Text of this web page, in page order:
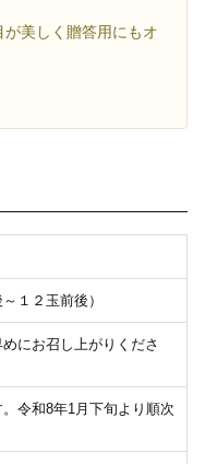
美しく贈答用にもオ
１２玉前後）
にお召し上がりくださ
令和8年1月下旬より順次